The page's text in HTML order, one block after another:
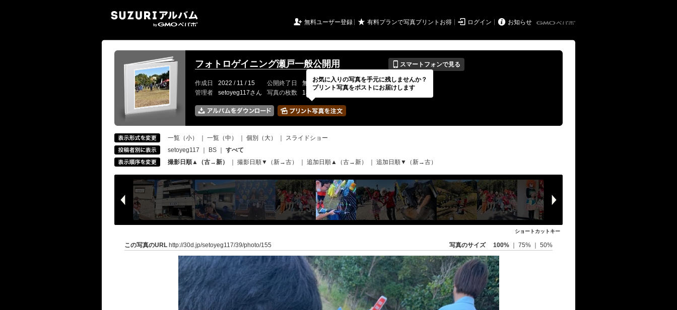
 無料ユーザー登録 ★ 有料プランで写真プリントお得  ログイン  お知らせ
フォトロゲイニング瀬戸一般公開用 📱 スマートフォンで見る
作成日 2022 / 11 / 15 公開終了日 無期限 イベントの期間
---
管理者
setoyeg117さん 写真の枚数 186 / 2000枚
一覧（小） 一覧（中） 個別（大）
スライドショー
setoyeg117
BS
すべて
撮影日順▲（古→新）
撮影日順▼（新→古） 追加日順▲（古→新） 追加日順▼（新→古）
ショートカットキー
この写真のURL http://30d.jp/setoyeg117/39/photo/155 写真のサイズ 100% 75% 50%
お気に入りの写真を手元に残しませんか？
プリント写真をポストにお届けします